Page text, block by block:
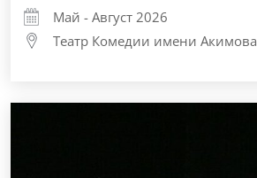
Май - Август 2026
Театр Комедии имени Акимова